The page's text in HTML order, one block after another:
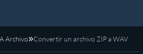
Archivo Convertir un archivo ZIP a WAV